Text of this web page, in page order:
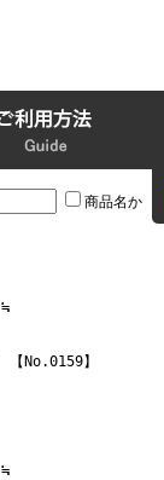
商品名か
No.0159】